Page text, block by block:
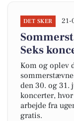
DET SKER 21-
Seks
Kom og oplev
sommerstævne
den 30. og 31.
koncerter,
arbejde fra
gratis.